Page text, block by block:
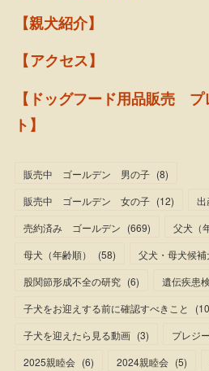
【親犬紹介】
【アクセス】
【ドッグフード用品販売
ト】
販売中 ゴールデン 男の子 (8)
販売中 ゴールデン 女の子 (12) 出
売約済み ゴールデン (669) 父犬（
母犬（年齢順）
(58) 父犬・母犬候補
股関節形成不全の研究 (6) 遺伝疾患
子犬をお迎えする前に確認すべきこと
(
子犬を迎えたら見る動画 (3) プレジ
2025親睦会 (6) 2024親睦会 (5)